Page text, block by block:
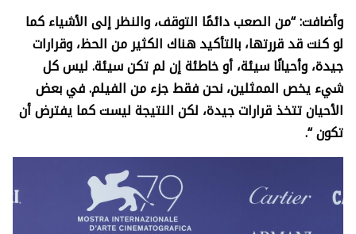
وأضافت: “من الصعب دائمًا التوقف، والنظر إلى الأشياء كما
لو كنت قد قررتها، بالتأكيد هناك الكثير من الحظ، وقرارات
جيدة، وأحيانًا سيئة، أو خاطئة إن لم تكن سيئة. ليس كل
شيء يخص الممثلين، نحن فقط جزء من الفيلم. في بعض
الأحيان تتخذ قرارات جيدة، لكن النتيجة ليست كما يفترض أن
تكون “.